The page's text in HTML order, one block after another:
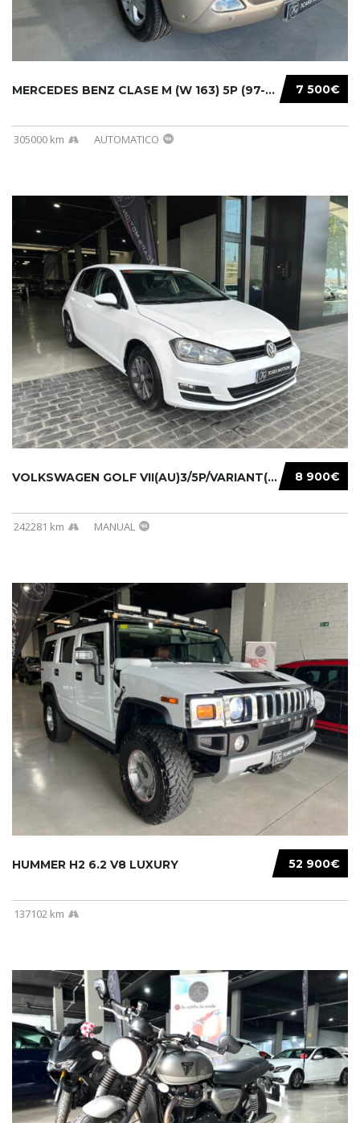
7 500€
MERCEDES BENZ CLASE M (W 163) 5P (97-05) 200...
305000 km AUTOMATICO
8 900€
VOLKSWAGEN GOLF VII(AU)3/5P/VARIANT(12-16 20...
242281 km MANUAL
52 900€
HUMMER H2 6.2 V8 LUXURY
137102 km